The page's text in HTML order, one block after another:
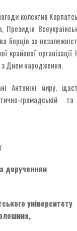
колектив
Президія
борців за
крайової
з Днем народження.
миру,
громадській
дорученням
університету